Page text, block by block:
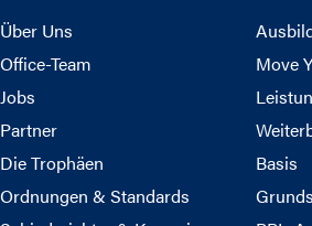
Über Uns
Office-Team
Jobs
Partner
Die Trophäen
Ordnungen & Standards
Move
Basis